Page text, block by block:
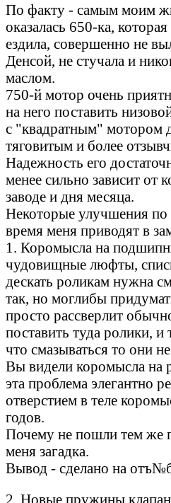
По факту - самым моим
оказалась 650-ка,
ездила, совершенно не
Денсой, не стучала и
маслом.
750-й мотор очень
на него поставить
с "квадратным" мотором
тяговитым и более
Надежность его
менее сильно зависит от
заводе и дня месяца.
Некоторые улучшения по
время меня приводят в
1. Коромысла на
чудовищные люфты,
дескать роликам нужна
так, но моглибы
просто рассверлит
поставить туда ролики,
что смазываться то они
Вы видели коромысла на
эта проблема элегантно
отверстием в теле
годов.
Почему не пошли тем же
меня загадка.
Вывод - сделано на
2. Новые пружины